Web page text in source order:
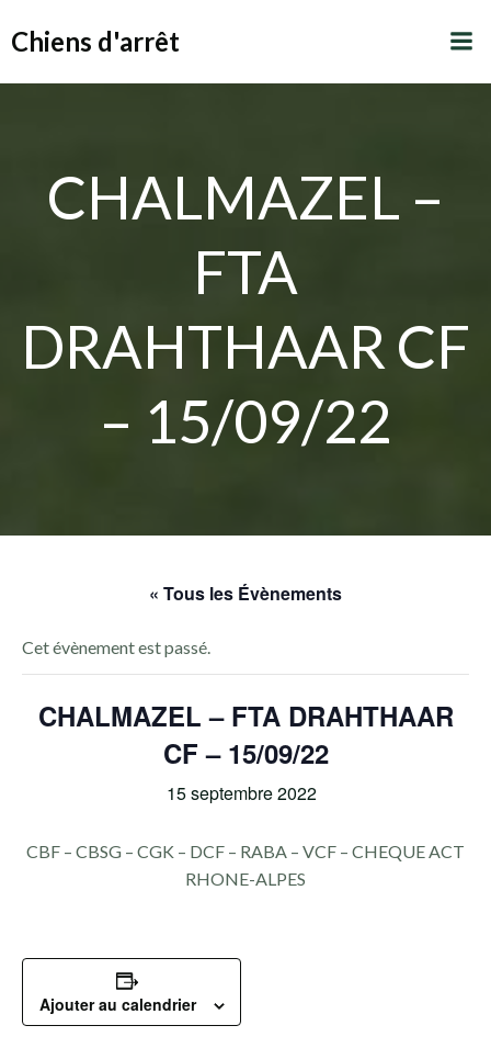
Chiens d'arrêt
CHALMAZEL –
FTA
DRAHTHAAR CF
– 15/09/22
« Tous les Évènements
Cet évènement est passé.
CHALMAZEL – FTA DRAHTHAAR
CF – 15/09/22
15 septembre 2022
CBF – CBSG – CGK – DCF – RABA – VCF – CHEQUE ACT
RHONE-ALPES
Ajouter au calendrier